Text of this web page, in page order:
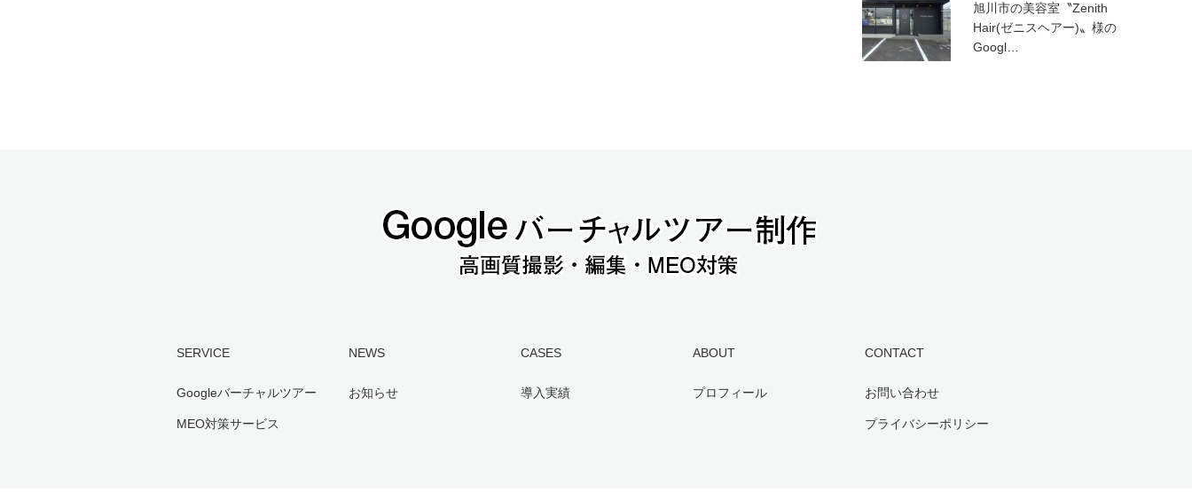
旭川市の美容室〝Zenith
Hair(ゼニスヘアー)〟様の
Googl…
SERVICE
Googleバーチャルツアー
MEO対策サービス
NEWS
お知らせ
CASES
導入実績
ABOUT
プロフィール
CONTACT
お問い合わせ
プライバシーポリシー